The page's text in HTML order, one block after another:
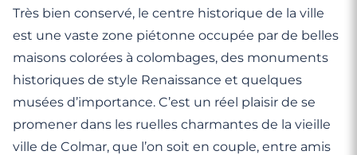
Très bien conservé, le centre historique de la ville
est une vaste zone piétonne occupée par de belles
maisons colorées à colombages, des monuments
historiques de style Renaissance et quelques
musées d’importance. C’est un réel plaisir de se
promener dans les ruelles charmantes de la vieille
ville de Colmar, que l’on soit en couple, entre amis